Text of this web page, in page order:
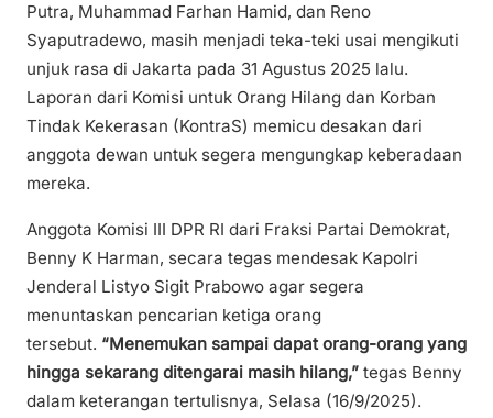
Putra, Muhammad Farhan Hamid, dan Reno
Syaputradewo, masih menjadi teka-teki usai mengikuti
unjuk rasa di Jakarta pada 31 Agustus 2025 lalu.
Laporan dari Komisi untuk Orang Hilang dan Korban
Tindak Kekerasan (KontraS) memicu desakan dari
anggota dewan untuk segera mengungkap keberadaan
mereka.
Anggota Komisi III DPR RI dari Fraksi Partai Demokrat,
Benny K Harman, secara tegas mendesak Kapolri
Jenderal Listyo Sigit Prabowo agar segera
menuntaskan pencarian ketiga orang
tersebut. “Menemukan sampai dapat orang-orang yang
hingga sekarang ditengarai masih hilang,” tegas Benny
dalam keterangan tertulisnya, Selasa (16/9/2025).